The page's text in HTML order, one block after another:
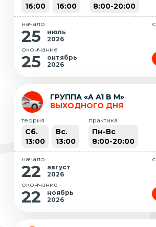
16:00
16:00
8:00-20:00
начало
25
июль
2026
окончание
25
октябрь
2026
ГРУППА «A A1 B M»
ВЫХОДНОГО ДНЯ
теория
Сб.
13:00
Вс.
13:00
практика
Пн-Вс
8:00-20:00
начало
22
август
2026
окончание
22
ноябрь
2026